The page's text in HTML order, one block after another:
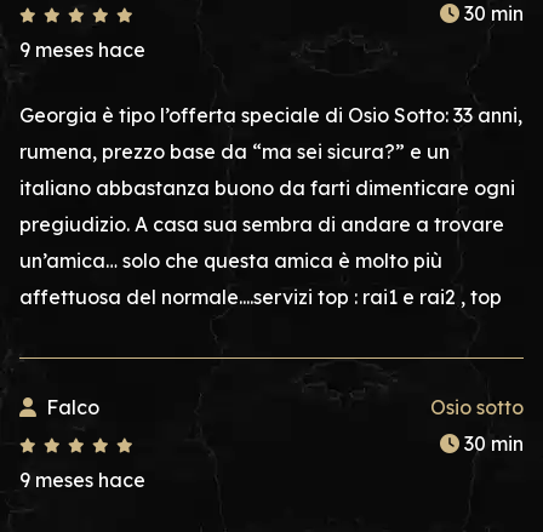
9 meses hace
30 min
Georgia è tipo l’offerta speciale di Osio Sotto: 33 anni,
rumena, prezzo base da “ma sei sicura?” e un
italiano abbastanza buono da farti dimenticare ogni
pregiudizio. A casa sua sembra di andare a trovare
un’amica… solo che questa amica è molto più
affettuosa del normale....servizi top : rai1 e rai2 , top
Falco
9 meses hace
Osio sotto
30 min